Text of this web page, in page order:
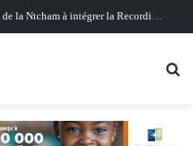
Oligui Nguema au Ghana : Libreville mise sur Accra pour renforcer sa stratégie diplomatique et économique